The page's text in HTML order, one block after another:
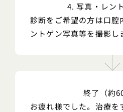
4. 写真・レン
診断をご希望の方は口腔
ントゲン写真等を撮影し
終了（約
お疲れ様でした。治療を